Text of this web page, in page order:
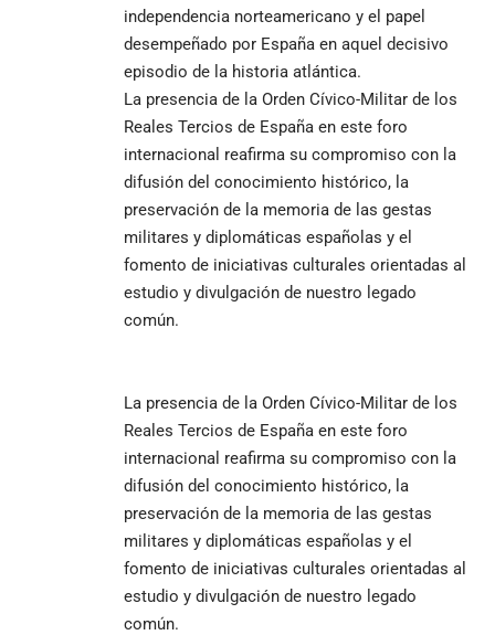
independencia norteamericano y el papel
desempeñado por España en aquel decisivo
episodio de la historia atlántica.
La presencia de la Orden Cívico-Militar de los
Reales Tercios de España en este foro
internacional reafirma su compromiso con la
difusión del conocimiento histórico, la
preservación de la memoria de las gestas
militares y diplomáticas españolas y el
fomento de iniciativas culturales orientadas al
estudio y divulgación de nuestro legado
común.
La presencia de la Orden Cívico-Militar de los
Reales Tercios de España en este foro
internacional reafirma su compromiso con la
difusión del conocimiento histórico, la
preservación de la memoria de las gestas
militares y diplomáticas españolas y el
fomento de iniciativas culturales orientadas al
estudio y divulgación de nuestro legado
común.